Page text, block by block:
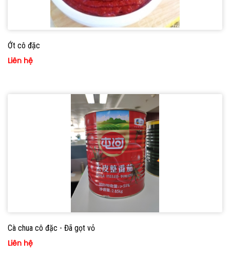
Ớt cô đặc
Liên hệ
Cà chua cô đặc - Đã gọt vỏ
Liên hệ